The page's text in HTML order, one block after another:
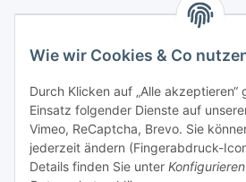
Wie wir Cookies & Co
Durch Klicken auf „Alle akzeptieren“
Einsatz folgender Dienste auf
Vimeo, ReCaptcha, Brevo. Sie
jederzeit ändern (Fingerabdruck-
Details finden Sie unter Konfigurieren